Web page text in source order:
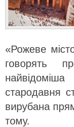
«Рожеве
говорять
стародавня
вирубана
тому.